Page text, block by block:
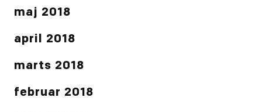
maj 2018
april 2018
marts 2018
februar 2018